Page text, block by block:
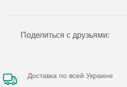
Поделиться с друзьями:
Доставка по всей Украине